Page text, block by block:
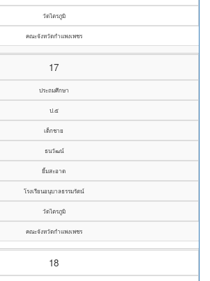
วัดไตรภูมิ
คณะจังหวัดกำแพงเพชร
17
ประถมศึกษา
ป.๕
เด็กชาย
ธนวัฒน์
ยิ้มสะอาด
โรงเรียนอนุบาลธรรมรัตน์
วัดไตรภูมิ
คณะจังหวัดกำแพงเพชร
18